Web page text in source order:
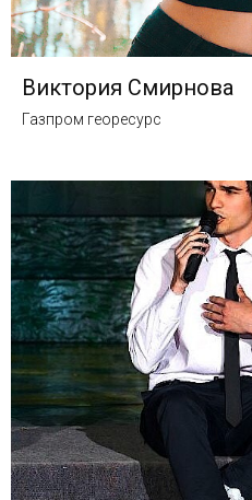
Виктория Смирнова
Газпром георесурс